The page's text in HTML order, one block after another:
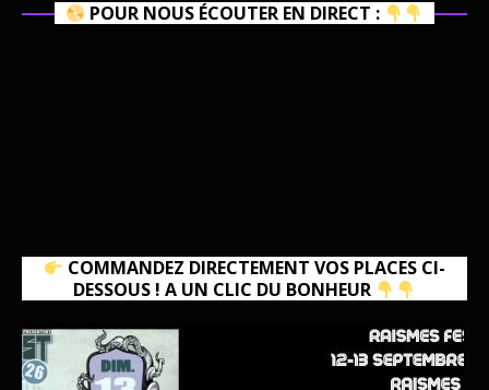
POUR NOUS ÉCOUTER EN DIRECT :
COMMANDEZ DIRECTEMENT VOS PLACES CI-
DESSOUS ! A UN CLIC DU BONHEUR